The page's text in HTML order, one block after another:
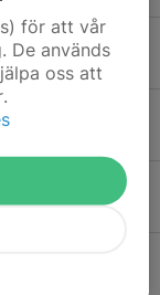
för att vår
De används
oss att